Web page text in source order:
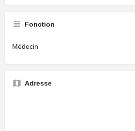
Fonction
Médecin
Adresse